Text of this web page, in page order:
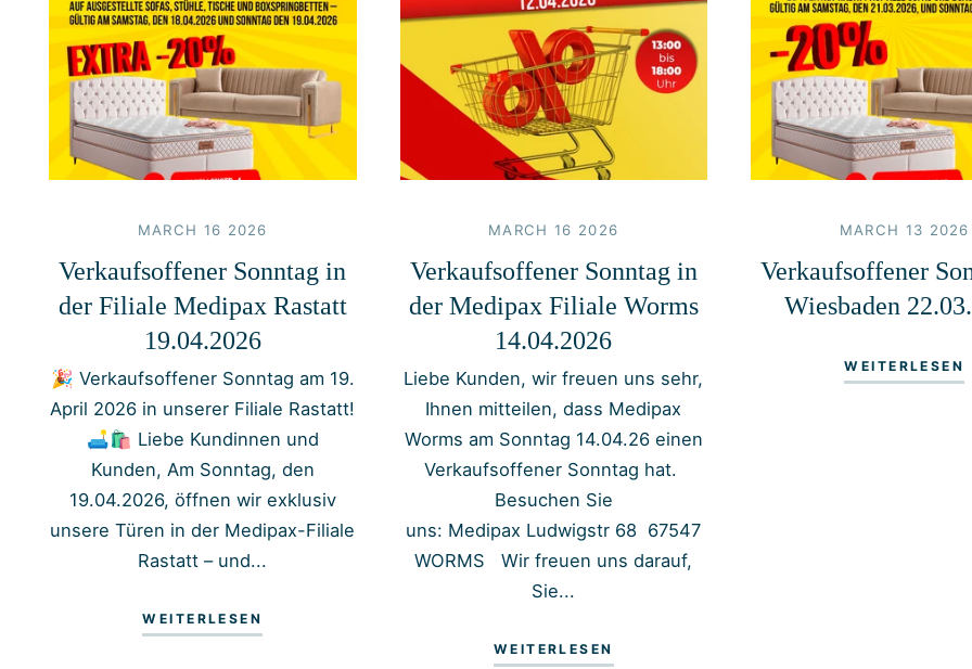
MARCH 16 2026
Verkaufsoffener Sonntag in
der Filiale Medipax Rastatt
19.04.2026
🎉 Verkaufsoffener Sonntag am 19.
April 2026 in unserer Filiale Rastatt!
🛋️🛍️ Liebe Kundinnen und
Kunden, Am Sonntag, den
19.04.2026, öffnen wir exklusiv
unsere Türen in der Medipax-Filiale
Rastatt – und...
WEITERLESEN
MARCH 16 2026
Verkaufsoffener Sonntag in
der Medipax Filiale Worms
14.04.2026
Liebe Kunden, wir freuen uns sehr,
Ihnen mitteilen, dass Medipax
Worms am Sonntag 14.04.26 einen
Verkaufsoffener Sonntag hat.
Besuchen Sie
uns: Medipax Ludwigstr 68 67547
WORMS Wir freuen uns darauf,
Sie...
WEITERLESEN
MARCH 13 2026
Verkaufsoffener
Wiesbaden
WEITERLESEN